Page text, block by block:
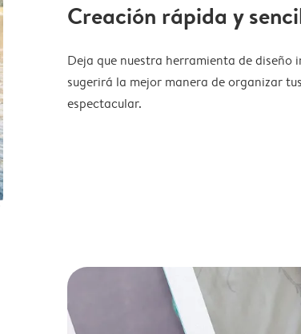
Creación rápida y
Deja que nuestra herramienta de
sugerirá la mejor manera de organizar
espectacular.